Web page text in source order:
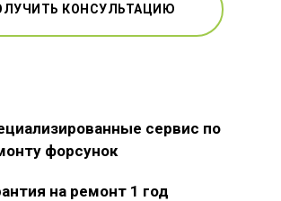
КОНСУЛЬТАЦИЮ
сервис по
форсунок
на ремонт 1 год